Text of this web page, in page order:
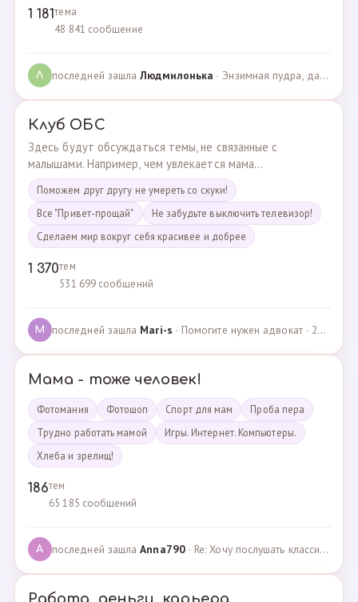
1 181тема
48 841 сообщение
Л последней зашлаЛюдмилонькa · Энзимная пудра, да или нет? · 29.06.2025
Клуб ОБС
Здесь будут обсуждаться темы, не связанные с
малышами. Например, чем увлекается мама...
Поможем друг другу не умереть со скуки!
Все "Привет-прощай"
Не забудьте выключить телевизор!
Сделаем мир вокруг себя красивее и добрее
1 370тем
531 699 сообщений
M последней зашла Mari-s · Помогите нужен адвокат · 24.04.2025
Мама - тоже человек!
Фотомания Фотошоп Спорт для мам
Проба пера
Трудно работать мамой
Игры. Интернет. Компьютеры.
Хлеба и зрелищ!
186тем
65 185 сообщений
A последней зашлаAnna790· Re: Хочу послушать классику · 22.03.2025
Работа, деньги, карьера